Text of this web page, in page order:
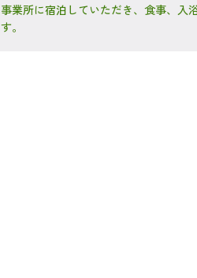
事業所に宿泊していただき、食事、入
す。